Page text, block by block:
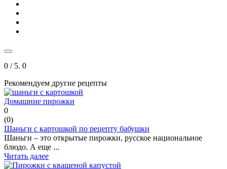
0 / 5. 0
Рекомендуем другие рецепты
Домашние пирожки
0
(0)
Шаньги с картошкой по рецепту бабушки
Шаньги – это открытые пирожки, русское национальное
блюдо. А еще ...
Читать далее